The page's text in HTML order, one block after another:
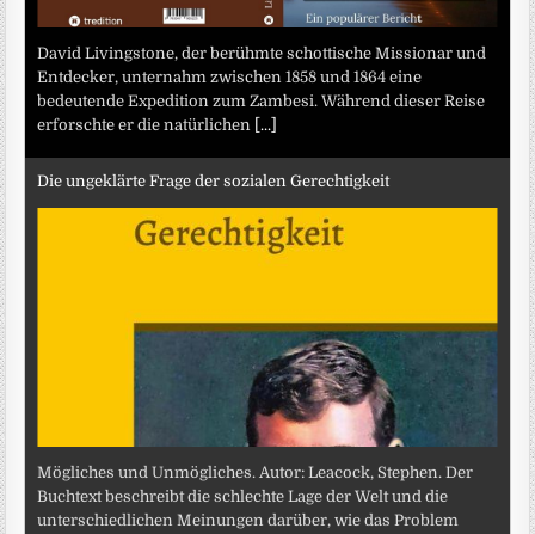
David Livingstone, der berühmte schottische Missionar und
Entdecker, unternahm zwischen 1858 und 1864 eine
bedeutende Expedition zum Zambesi. Während dieser Reise
erforschte er die natürlichen [...]
Die ungeklärte Frage der sozialen Gerechtigkeit
Mögliches und Unmögliches. Autor: Leacock, Stephen. Der
Buchtext beschreibt die schlechte Lage der Welt und die
unterschiedlichen Meinungen darüber, wie das Problem